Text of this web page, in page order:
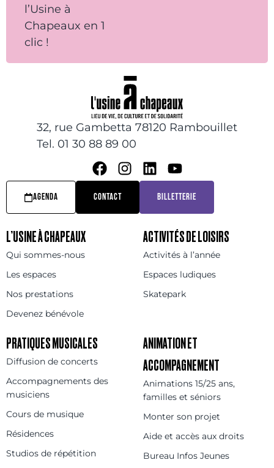
l’Usine à
Chapeaux en 1
clic !
32, rue Gambetta 78120 Rambouillet
Tel. 01 30 88 89 00
AGENDA CONTACT BILLETTERIE
L’USINE À CHAPEAUX
Qui sommes-nous
Les espaces
Nos prestations
Devenez bénévole
ACTIVITÉS DE LOISIRS
Activités à l’année
Espaces ludiques
Skatepark
PRATIQUES MUSICALES
Diffusion de concerts
Accompagnements des
musiciens
Cours de musique
Résidences
Studios de répétition
ANIMATION ET
ACCOMPAGNEMENT
Animations 15/25 ans,
familles et séniors
Monter son projet
Aide et accès aux droits
Bureau Infos Jeunes